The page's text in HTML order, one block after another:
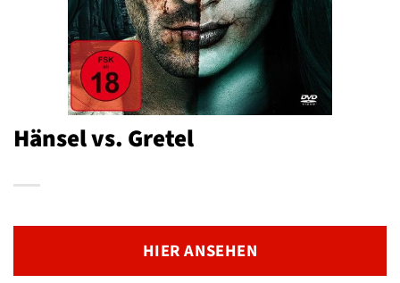
Hänsel vs. Gretel
HIER ANSEHEN